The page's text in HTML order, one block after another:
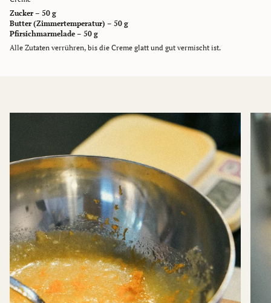
Zucker – 50 g
Butter (Zimmertemperatur) – 50 g
Pfirsichmarmelade – 50 g
Alle Zutaten verrühren, bis die Creme glatt und gut vermischt ist.